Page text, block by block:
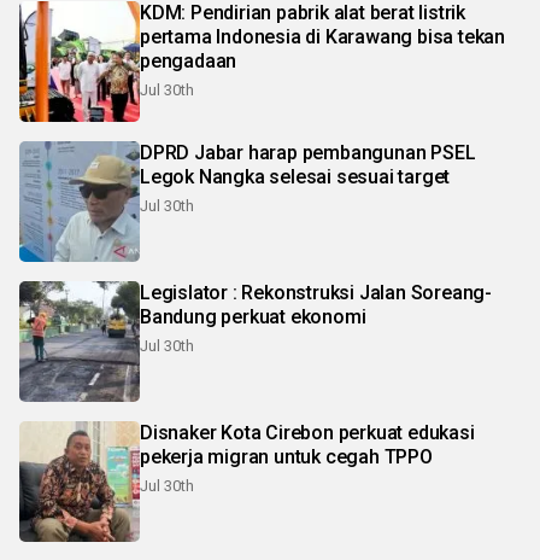
KDM: Pendirian pabrik alat berat listrik
pertama Indonesia di Karawang bisa tekan
pengadaan
Jul 30th
DPRD Jabar harap pembangunan PSEL
Legok Nangka selesai sesuai target
Jul 30th
Legislator : Rekonstruksi Jalan Soreang-
Bandung perkuat ekonomi
Jul 30th
Disnaker Kota Cirebon perkuat edukasi
pekerja migran untuk cegah TPPO
Jul 30th